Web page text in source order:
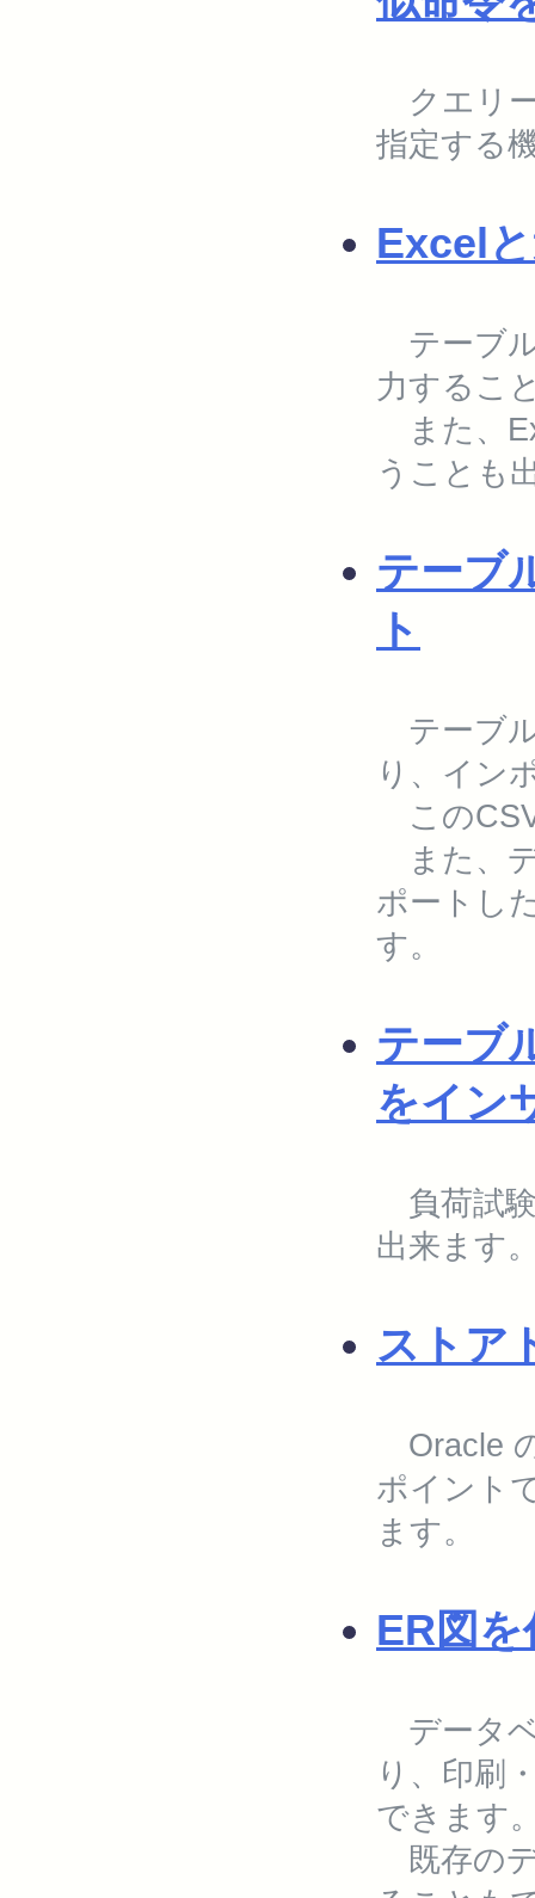
クエリ
指定する
Excel
テーブ
力するこ
また、
うことも
テーブ
ト
テーブ
り、イン
この
また、
ポートし
す。
テーブ
をイン
負荷試
出来ます
ストア
Oracle
ポイント
ます。
ER図
データ
り、印刷
できます
既存の